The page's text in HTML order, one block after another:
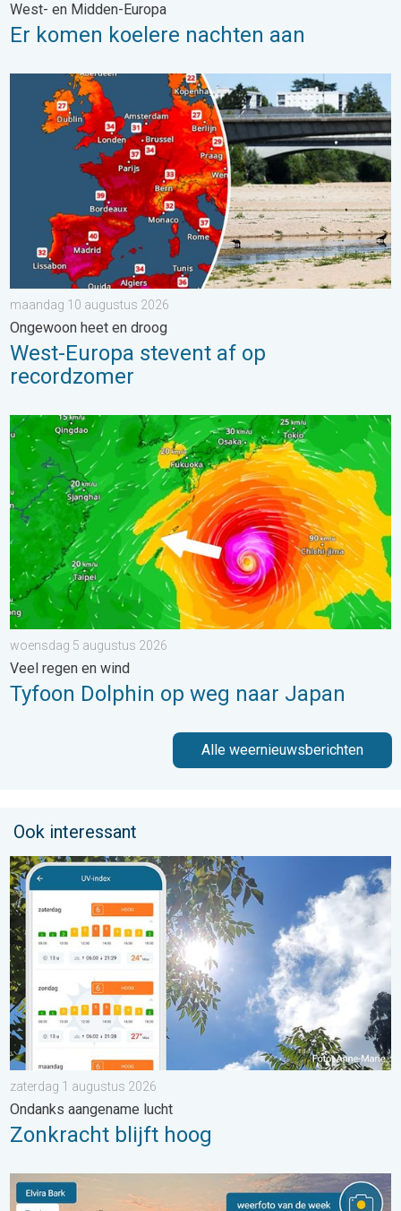
West- en Midden-Europa
Er komen koelere nachten aan
West-Europa stevent af op recordzomer. Ongewoon heet
maandag 10 augustus 2026
Ongewoon heet en droog
West-Europa stevent af op
recordzomer
Tyfoon Dolphin op weg naar Japan. Veel regen en wind. . .
woensdag 5 augustus 2026
Veel regen en wind
Tyfoon Dolphin op weg naar Japan
Alle weernieuwsberichten
Ook interessant
Zonkracht blijft hoog. Ondanks aangename lucht. . . zaterdag
zaterdag 1 augustus 2026
Ondanks aangename lucht
Zonkracht blijft hoog
De weerfoto van de week. Weer&Radar uploader. . . zaterdag